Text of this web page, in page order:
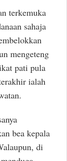
terkemuka
sahaja
mengeteng
pati pula
ialah
bea kepala
di